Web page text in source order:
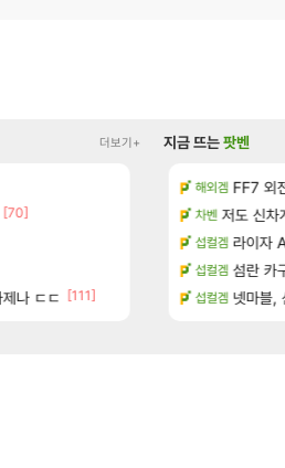
더보기+
[70]
나 ㄷㄷ [111]
검은사막 장비 올
메이플 8월 9일
리니지M 방금 일
메이플 챌린저
로아 보상 공지
지금 뜨는팟벤
다
나
로벌 4위로 부상
오나
해외겜 FF7 외
차벤 저도 신차
섭컬겜 라이자
섭컬겜 섬란 카
섭컬겜 넷마블,